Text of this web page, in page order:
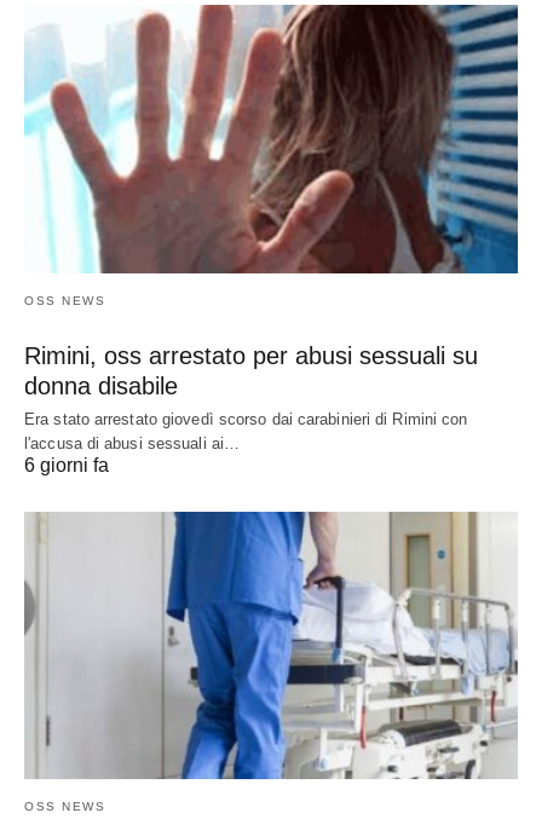
OSS NEWS
Rimini, oss arrestato per abusi sessuali su
donna disabile
Era stato arrestato giovedì scorso dai carabinieri di Rimini con
l'accusa di abusi sessuali ai…
6 giorni fa
OSS NEWS